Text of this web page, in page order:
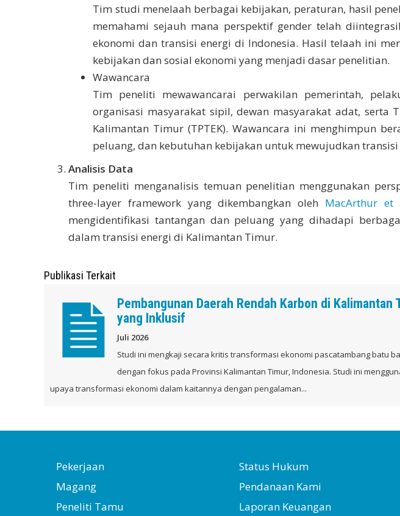
Tim studi menelaah berbagai kebijakan, peraturan, hasil
memahami sejauh mana perspektif gender telah
ekonomi dan transisi energi di Indonesia. Hasil telaah ini
kebijakan dan sosial ekonomi yang menjadi dasar penelitian.
Wawancara
Tim peneliti mewawancarai perwakilan pemerintah,
organisasi masyarakat sipil, dewan masyarakat adat, serta
Kalimantan Timur (TPTEK). Wawancara ini menghimpun
peluang, dan kebutuhan kebijakan untuk mewujudkan
Analisis Data
Tim peneliti menganalisis temuan penelitian menggunakan
three-layer framework yang dikembangkan oleh MacArthur et
mengidentifikasi tantangan dan peluang yang dihadapi
dalam transisi energi di Kalimantan Timur.
Publikasi Terkait
Pembangunan Daerah Rendah Karbon di
yang Inklusif
Juli 2026
Studi ini mengkaji secara kritis transformasi ekonomi pascatambang batu
dengan fokus pada Provinsi Kalimantan Timur, Indonesia. Studi ini
upaya transformasi ekonomi dalam kaitannya dengan pengalaman...
Pekerjaan
Magang
Peneliti Tamu
Status Hukum
Pendanaan Kami
Laporan Keuangan